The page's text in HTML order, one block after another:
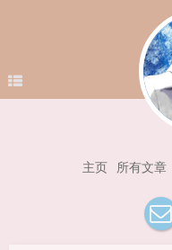
主页 所有文章